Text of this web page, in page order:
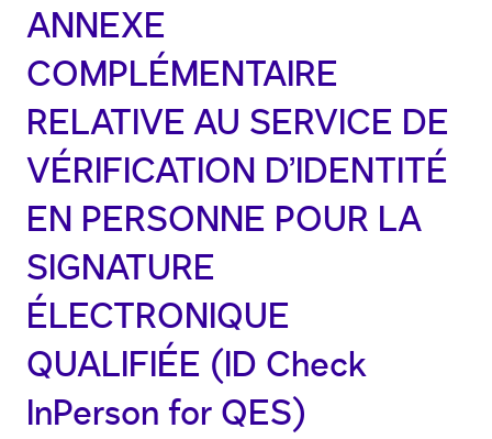
ANNEXE
COMPLÉMENTAIRE
RELATIVE AU SERVICE DE
VÉRIFICATION D’IDENTITÉ
EN PERSONNE POUR LA
SIGNATURE
ÉLECTRONIQUE
QUALIFIÉE (ID Check
InPerson for QES)